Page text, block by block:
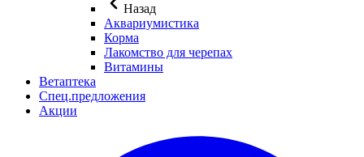
Назад
Аквариумистика
Корма
Лакомство для черепах
Витамины
Ветаптека
Спец.предложения
Акции